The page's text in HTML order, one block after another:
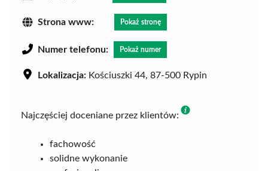
Strona www: Pokaż stronę
Numer telefonu: Pokaż numer
Lokalizacja: Kościuszki 44, 87-500 Rypin
Najczęściej doceniane przez klientów:
fachowość
solidne wykonanie